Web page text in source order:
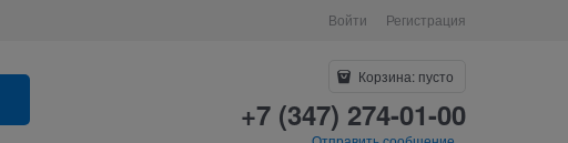
Войти Регистрация
Корзина: пусто
+7 (347) 274-01-00